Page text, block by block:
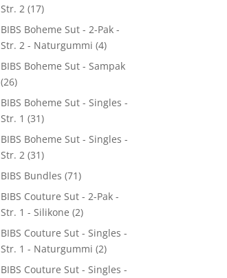
Str. 2 (17)
BIBS Boheme Sut - 2-Pak -
Str. 2 - Naturgummi (4)
BIBS Boheme Sut - Sampak
(26)
BIBS Boheme Sut - Singles -
Str. 1 (31)
BIBS Boheme Sut - Singles -
Str. 2 (31)
BIBS Bundles (71)
BIBS Couture Sut - 2-Pak -
Str. 1 - Silikone (2)
BIBS Couture Sut - Singles -
Str. 1 - Naturgummi (2)
BIBS Couture Sut - Singles -